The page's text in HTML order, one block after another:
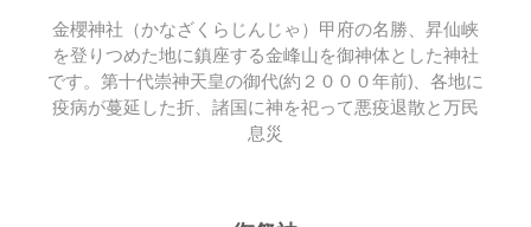
金櫻神社（かなざくらじんじゃ）甲府の名勝、昇仙峡
を登りつめた地に鎮座する金峰山を御神体とした神社
です。第十代崇神天皇の御代(約２０００年前)、各地に
疫病が蔓延した折、諸国に神を祀って悪疫退散と万民
息災